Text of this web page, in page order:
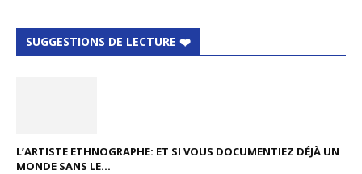
SUGGESTIONS DE LECTURE ❤️
L’ARTISTE ETHNOGRAPHE: ET SI VOUS DOCUMENTIEZ DÉJÀ UN
MONDE SANS LE...